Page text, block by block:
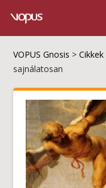
VOPUS Gnosis >Cikkek
sajnálatosan